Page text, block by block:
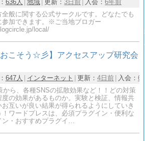
636人 地域 更新： 3日前 入会： 6年前
全般に関する公式サークルです。どなたでも
参加できます。※ご当地ブロガー
local/
おこそう☆彡】アクセスアップ研究会
647人 インターネット 更新： 4日前 入会： 6
から、各種SNSの拡散効果など！！どの対策
度の効果があるものか。実験と検証、情報共
お互いが良い結果が得られるようにしていき
！ワードプレスは、必須プラグイン・便利な
ン・おすすめプラグイ…